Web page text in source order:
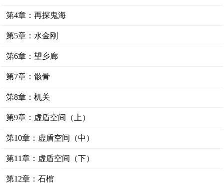
第4章：再探鬼海
第5章：水金刚
第6章：望乡廊
第7章：骸骨
第8章：机关
第9章：虚盾空间（上）
第10章：虚盾空间（中）
第11章：虚盾空间（下）
第12章：石棺